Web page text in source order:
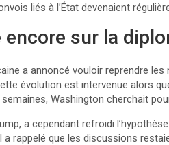
liés à l’État devenaient
sur la
a annoncé vouloir reprendre
évolution est intervenue alors
Washington cherchait
a cependant refroidi
a rappelé que les discussions